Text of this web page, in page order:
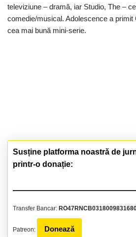
televiziune – dramă, iar Studio, The –
comedie/musical. Adolescence a primit
cea mai bună mini-serie.
Susține platforma noastră de
printr-o donație:
Transfer Bancar:
Patreon: Donează